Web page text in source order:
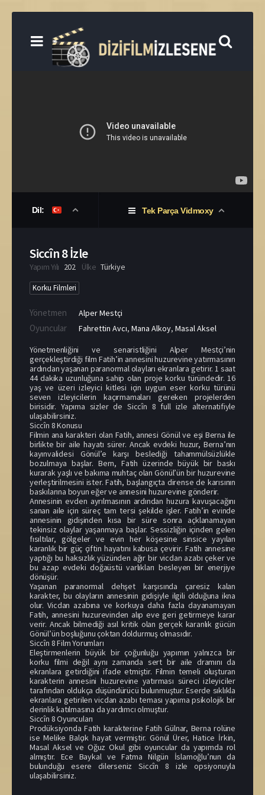
Dil: Tek Parça Vidmoxy
Siccîn 8 İzle
Yapım Yılı 202 Ülke Türkiye
Korku Filmleri
Yönetmen Alper Mestçi
Oyuncular Fahrettin Avcı, Mana Alkoy, Masal Aksel
Yönetmenliğini ve senaristliğini Alper Mestçi’nin
gerçekleştirdiği film Fatih’in annesini huzurevine yatırmasının
ardından yaşanan paranormal olayları ekranlara getirir. 1 saat
44 dakika uzunluğuna sahip olan proje korku türündedir. 16
yaş ve üzeri izleyici kitlesi için uygun eser korku türünü
seven izleyicilerin kaçırmamaları gereken projelerden
birisidir. Yapıma sizler de Siccîn 8 full izle alternatifiyle
ulaşabilirsiniz.
Siccîn 8 Konusu
Filmin ana karakteri olan Fatih, annesi Gönül ve eşi Berna ile
birlikte bir aile hayatı sürer. Ancak evdeki huzur, Berna’nın
kayınvalidesi Gönül’e karşı beslediği tahammülsüzlükle
bozulmaya başlar. Bern, Fatih üzerinde büyük bir baskı
kurarak yaşlı ve bakıma muhtaç olan Gönül’ün bir huzurevine
yerleştirilmesini ister. Fatih, başlangıçta dirense de karısının
baskılarına boyun eğer ve annesini huzurevine gönderir.
Annesinin evden ayrılmasının ardından huzura kavuşacağını
sanan aile için süreç tam tersi şekilde işler. Fatih’in evinde
annesinin gidişinden kısa bir süre sonra açklanamayan
tekinsiz olaylar yaşanmaya başlar. Sessizliğin içinden gelen
fısıltılar, gölgeler ve evin her köşesine sinsice yayılan
karanlık bir güç çiftin hayatını kabusa çevirir. Fatih annesine
yaptığı bu haksızlık yüzünden ağır bir vicdan azabı çeker ve
bu azap evdeki doğaüstü varlıkları besleyen bir enerjiye
dönüşür.
Yaşanan paranormal dehşet karşısında çaresiz kalan
karakter, bu olayların annesinin gidişiyle ilgili olduğuna ikna
olur. Vicdan azabına ve korkuya daha fazla dayanamayan
Fatih, annesini huzurevinden alıp eve geri getirmeye karar
verir. Ancak bilmediği asıl kritik olan gerçek karanlık gücün
Gönül’ün boşluğunu çoktan doldurmuş olmasıdır.
Siccîn 8 Film Yorumları
Eleştirmenlerin büyük bir çoğunluğu yapımın yalnızca bir
korku filmi değil aynı zamanda sert bir aile dramını da
ekranlara getirdiğini ifade etmiştir. Filmin temeli oluşturan
karakterin annesini huzurevine yatırması süreci izleyiciler
tarafından oldukça düşündürücü bulunmuştur. Eserde sıklıkla
ekranlara getirilen vicdan azabı teması yapıma psikolojik bir
derinlik katılmasına da yardımcı olmuştur.
Siccîn 8 Oyuncuları
Prodüksiyonda Fatih karakterine Fatih Gülnar, Berna rolüne
ise Melike Balçık hayat vermiştir. Gönül Ürer, Hatice İrkin,
Masal Aksel ve Oğuz Okul gibi oyuncular da yapımda rol
almıştır. Ece Baykal ve Fatma Nilgün İslamoğlu’nun da
bulunduğu esere dilerseniz Siccîn 8 izle opsiyonuyla
ulaşabilirsiniz.